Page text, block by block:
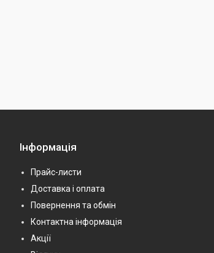
Інформація
Прайс-листи
Доставка і оплата
Повернення та обмін
Контактна інформація
Акції